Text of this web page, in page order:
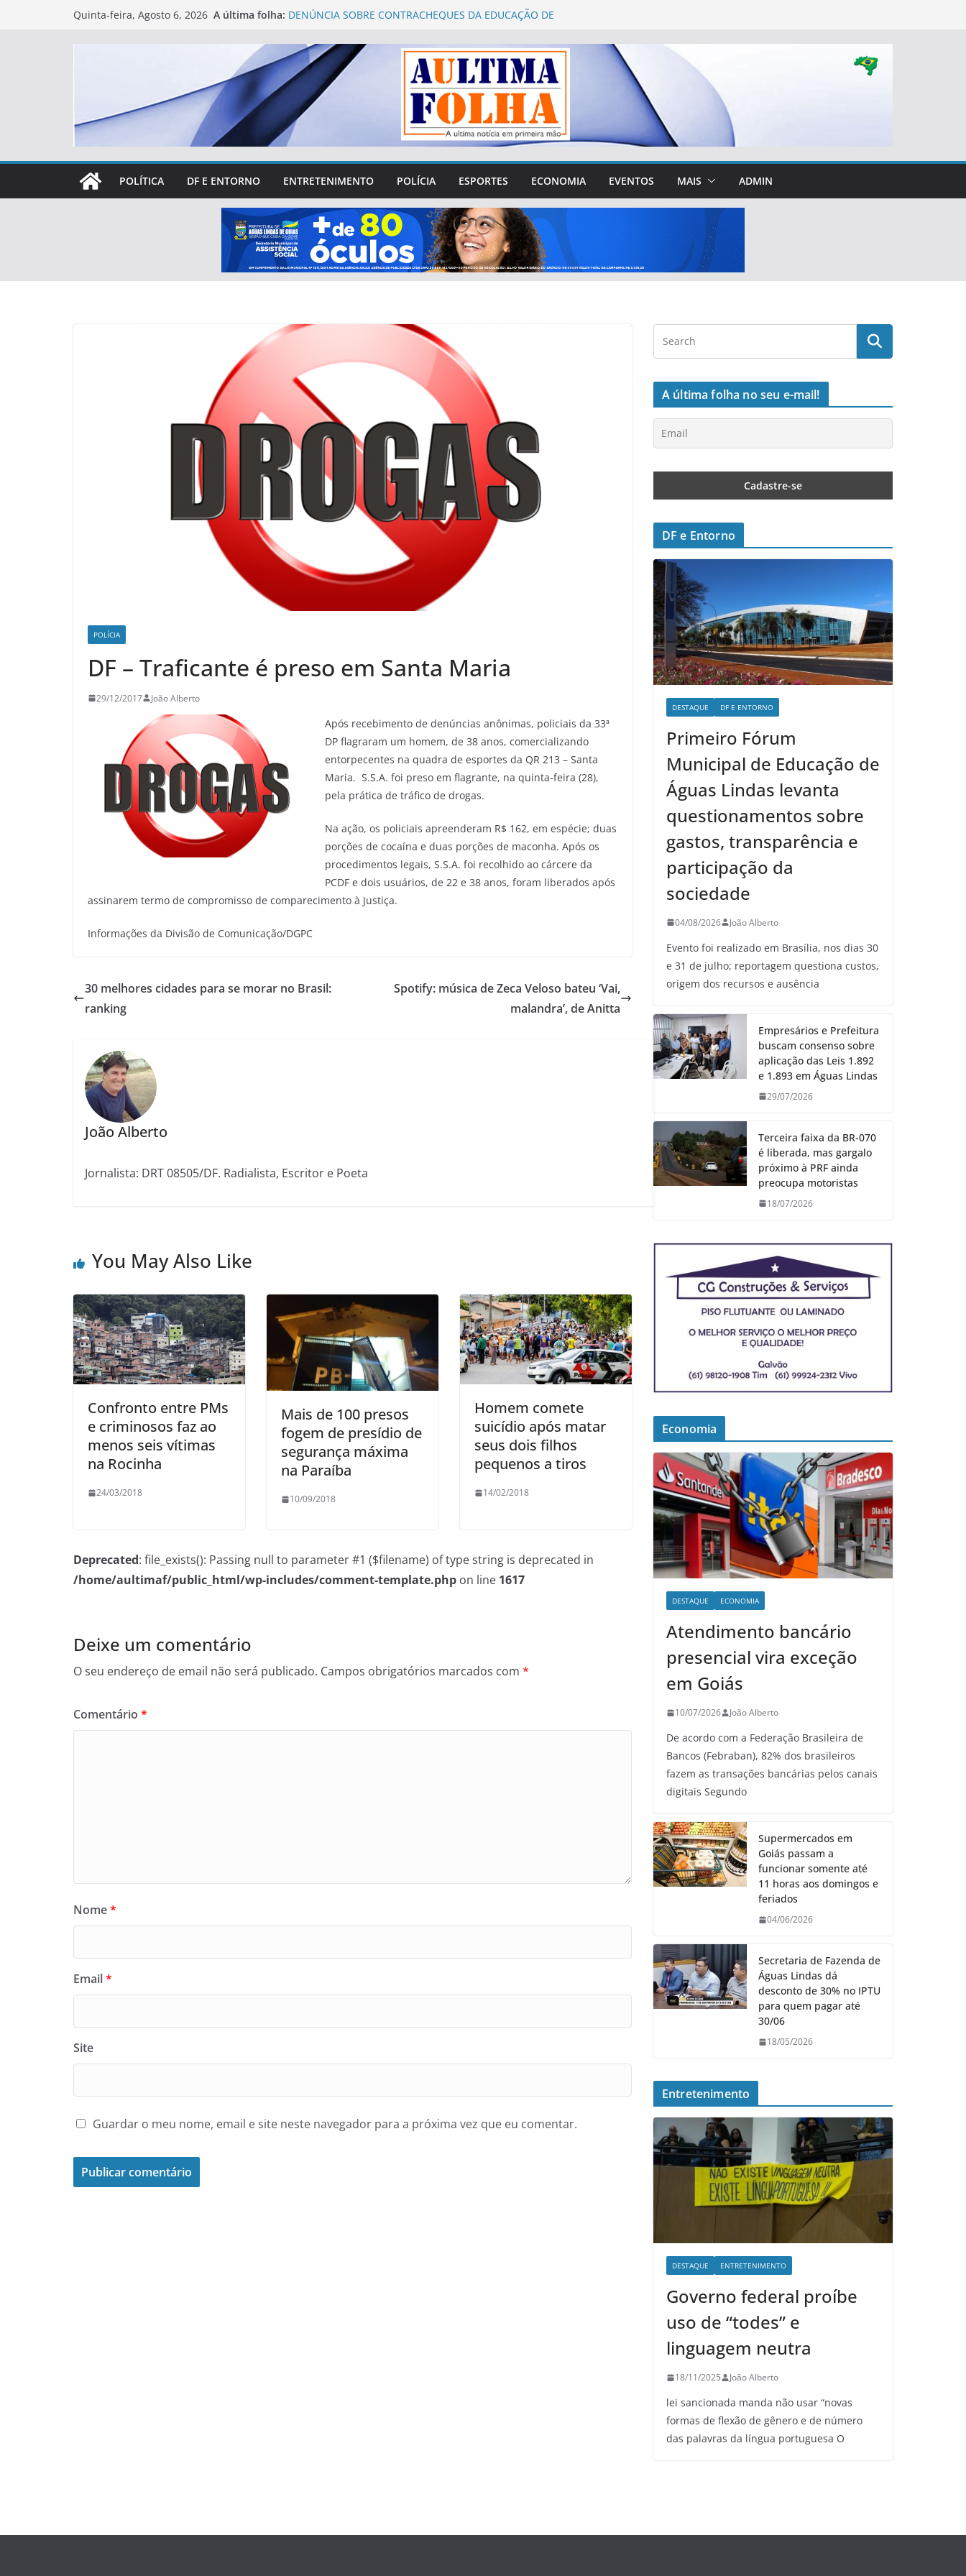
Quinta-feira, Agosto 6, 2026 A última folha: DENÚNCIA SOBRE CONTRACHEQUES DA EDUCAÇÃO DE
Eleições 2026: Águas Lindas abre 752 vagas para
treinamento presencial de mesários
Primeiro Fórum Municipal de Educação de Águas Lindas
levanta questionamentos sobre gastos, transparência e
participação da sociedade
Rotary de Águas Lindas tenta sair da crise e recuperar
espaço perdido na cidade
Lucas Vergílio reúne lideranças de Águas Lindas e destaca
mais de R$ 4 milhões destinados ao município
POLÍTICA
DF E ENTORNO ENTRETENIMENTO POLÍCIA ESPORTES ECONOMIA EVENTOS MAIS ADMIN
POLÍCIA
DF – Traficante é preso em Santa Maria
29/12/2017 João Alberto
Após recebimento de denúncias anônimas, policiais da 33ª
DP flagraram um homem, de 38 anos, comercializando
entorpecentes na quadra de esportes da QR 213 – Santa
Maria. S.S.A. foi preso em flagrante, na quinta-feira (28),
pela prática de tráfico de drogas.
Na ação, os policiais apreenderam R$ 162, em espécie; duas
porções de cocaína e duas porções de maconha. Após os
procedimentos legais, S.S.A. foi recolhido ao cárcere da
PCDF e dois usuários, de 22 e 38 anos, foram liberados após
assinarem termo de compromisso de comparecimento à Justiça.
Informações da Divisão de Comunicação/DGPC
30 melhores cidades para se morar no Brasil:
ranking
Spotify: música de Zeca Veloso bateu ‘Vai,
malandra’, de Anitta
João Alberto
Jornalista: DRT 08505/DF. Radialista, Escritor e Poeta
You May Also Like
Confronto entre PMs
e criminosos faz ao
menos seis vítimas
na Rocinha
24/03/2018
Mais de 100 presos
fogem de presídio de
segurança máxima
na Paraíba
10/09/2018
Homem comete
suicídio após matar
seus dois filhos
pequenos a tiros
14/02/2018
Deprecated: file_exists(): Passing null to parameter #1 ($filename) of type string is deprecated in
/home/aultimaf/public_html/wp-includes/comment-template.php on line 1617
Deixe um comentário
O seu endereço de email não será publicado. Campos obrigatórios marcados com *
Comentário *
Nome*
Email*
Site
Guardar o meu nome, email e site neste navegador para a próxima vez que eu comentar.
A última folha no seu e-mail!
DF e Entorno
DESTAQUE DF E ENTORNO
Primeiro Fórum
Municipal de Educação de
Águas Lindas levanta
questionamentos sobre
gastos, transparência e
participação da
sociedade
04/08/2026 João Alberto
Evento foi realizado em Brasília, nos dias 30
e 31 de julho; reportagem questiona custos,
origem dos recursos e ausência
Empresários e Prefeitura
buscam consenso sobre
aplicação das Leis 1.892
e 1.893 em Águas Lindas
29/07/2026
Terceira faixa da BR-070
é liberada, mas gargalo
próximo à PRF ainda
preocupa motoristas
18/07/2026
Economia
DESTAQUE ECONOMIA
Atendimento bancário
presencial vira exceção
em Goiás
10/07/2026 João Alberto
De acordo com a Federação Brasileira de
Bancos (Febraban), 82% dos brasileiros
fazem as transações bancárias pelos canais
digitais Segundo
Supermercados em
Goiás passam a
funcionar somente até
11 horas aos domingos e
feriados
04/06/2026
Secretaria de Fazenda de
Águas Lindas dá
desconto de 30% no IPTU
para quem pagar até
30/06
18/05/2026
Entretenimento
DESTAQUE ENTRETENIMENTO
Governo federal proíbe
uso de “todes” e
linguagem neutra
18/11/2025 João Alberto
lei sancionada manda não usar “novas
formas de flexão de gênero e de número
das palavras da língua portuguesa O